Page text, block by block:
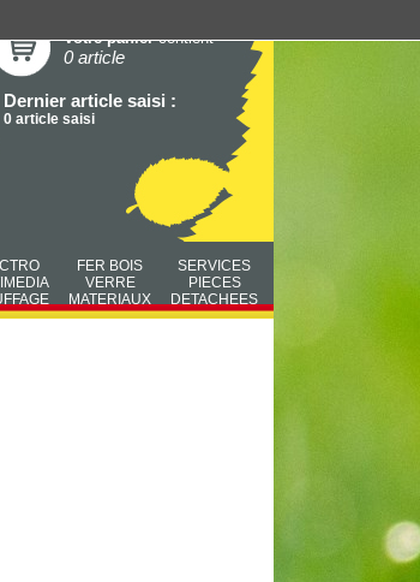
Votre paniercontient
0 article
Dernier article saisi :
0 article saisi
FER BOIS
VERRE
MATERIAUX
SERVICES
PIECES
DETACHEES